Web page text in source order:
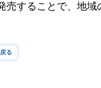
売することで、地
る